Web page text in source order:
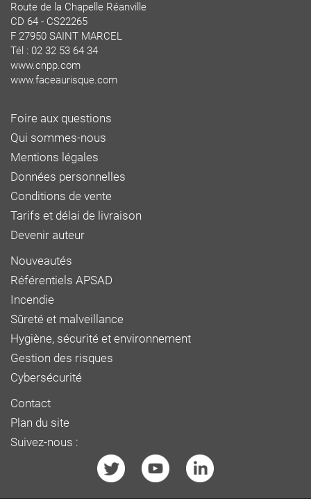
Route de la Chapelle Réanville
CD 64 - CS22265
F 27950 SAINT MARCEL
Tél : 02 32 53 64 34
www.cnpp.com
www.faceaurisque.com
Foire aux questions
Qui sommes-nous
Mentions légales
Données personnelles
Conditions de vente
Tarifs et délai de livraison
Devenir auteur
Nouveautés
Référentiels APSAD
Incendie
Sûreté et malveillance
Hygiène, sécurité et environnement
Gestion des risques
Cybersécurité
Contact
Plan du site
Suivez-nous :